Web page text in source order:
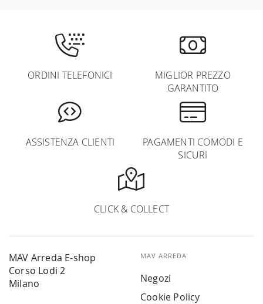
ORDINI TELEFONICI
MIGLIOR PREZZO
GARANTITO
ASSISTENZA CLIENTI
PAGAMENTI COMODI E
SICURI
CLICK & COLLECT
MAV Arreda E-shop
Corso Lodi 2
Milano
MAV ARREDA
Negozi
Cookie Policy